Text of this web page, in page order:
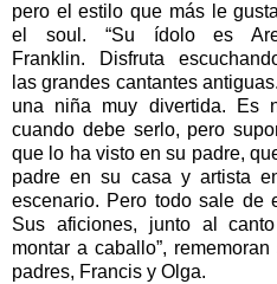
pero el estilo que más le
el soul. “Su ídolo es
Franklin. Disfruta
las grandes cantantes
una niña muy divertida. Es
cuando debe serlo, pero
que lo ha visto en su padre,
padre en su casa y artista
escenario. Pero todo sale de
Sus aficiones, junto al
montar a caballo”, rememoran
padres, Francis y Olga.